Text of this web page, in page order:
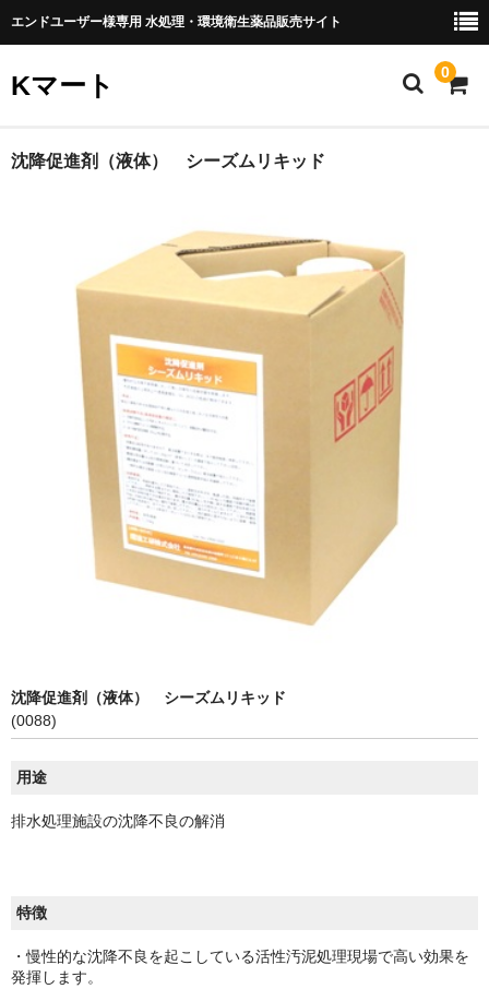
エンドユーザー様専用 水処理・環境衛生薬品販売サイト
Kマート 0
HOME
温浴薬品
環境衛生薬品
排水処理薬品
送料・納期・お支払方法
お問い合わせ
沈降促進剤（液体） シーズムリキッド
沈降促進剤（液体） シーズムリキッド
(0088)
用途
排水処理施設の沈降不良の解消
特徴
・慢性的な沈降不良を起こしている活性汚泥処理現場で高い効果を
発揮します。